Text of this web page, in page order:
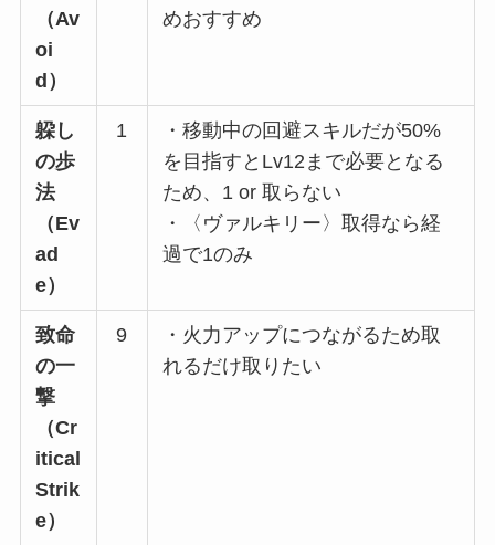
（Av
oi
d）
めおすすめ
躱し
の歩
法
（Ev
ad
e）
1
・移動中の回避スキルだが50%
を目指すとLv12まで必要となる
ため、1 or 取らない
・〈ヴァルキリー〉取得なら経
過で1のみ
致命
の一
撃
（Cr
itical
Strik
e）
9
・火力アップにつながるため取
れるだけ取りたい